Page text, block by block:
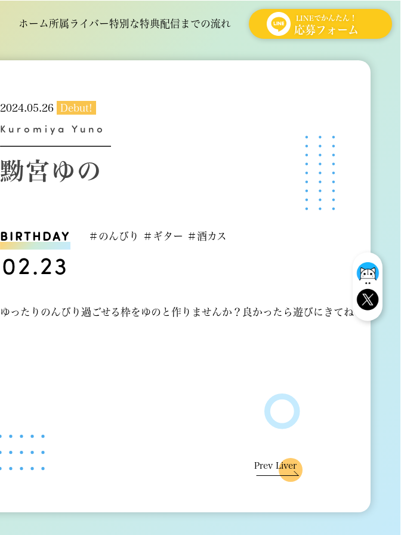
ホーム所属ライバー特別な特典配信までの流れ
LINEでかんたん！
応募フォーム
2024.05.26 Debut!
Kuromiya Yuno
黝宮ゆの
BIRTHDAY
02.23
＃のんびり ＃ギター ＃酒カス
ゆったりのんびり過ごせる枠をゆのと作りませんか？良かったら遊びにきてね♡
Prev Liver